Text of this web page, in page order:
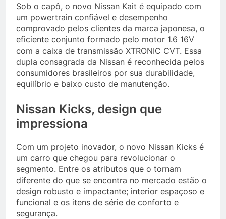
Sob o capô, o novo Nissan Kait é equipado com
um powertrain confiável e desempenho
comprovado pelos clientes da marca japonesa, o
eficiente conjunto formado pelo motor 1.6 16V
com a caixa de transmissão XTRONIC CVT. Essa
dupla consagrada da Nissan é reconhecida pelos
consumidores brasileiros por sua durabilidade,
equilíbrio e baixo custo de manutenção.
Nissan Kicks, design que
impressiona
Com um projeto inovador, o novo Nissan Kicks é
um carro que chegou para revolucionar o
segmento. Entre os atributos que o tornam
diferente do que se encontra no mercado estão o
design robusto e impactante; interior espaçoso e
funcional e os itens de série de conforto e
segurança.